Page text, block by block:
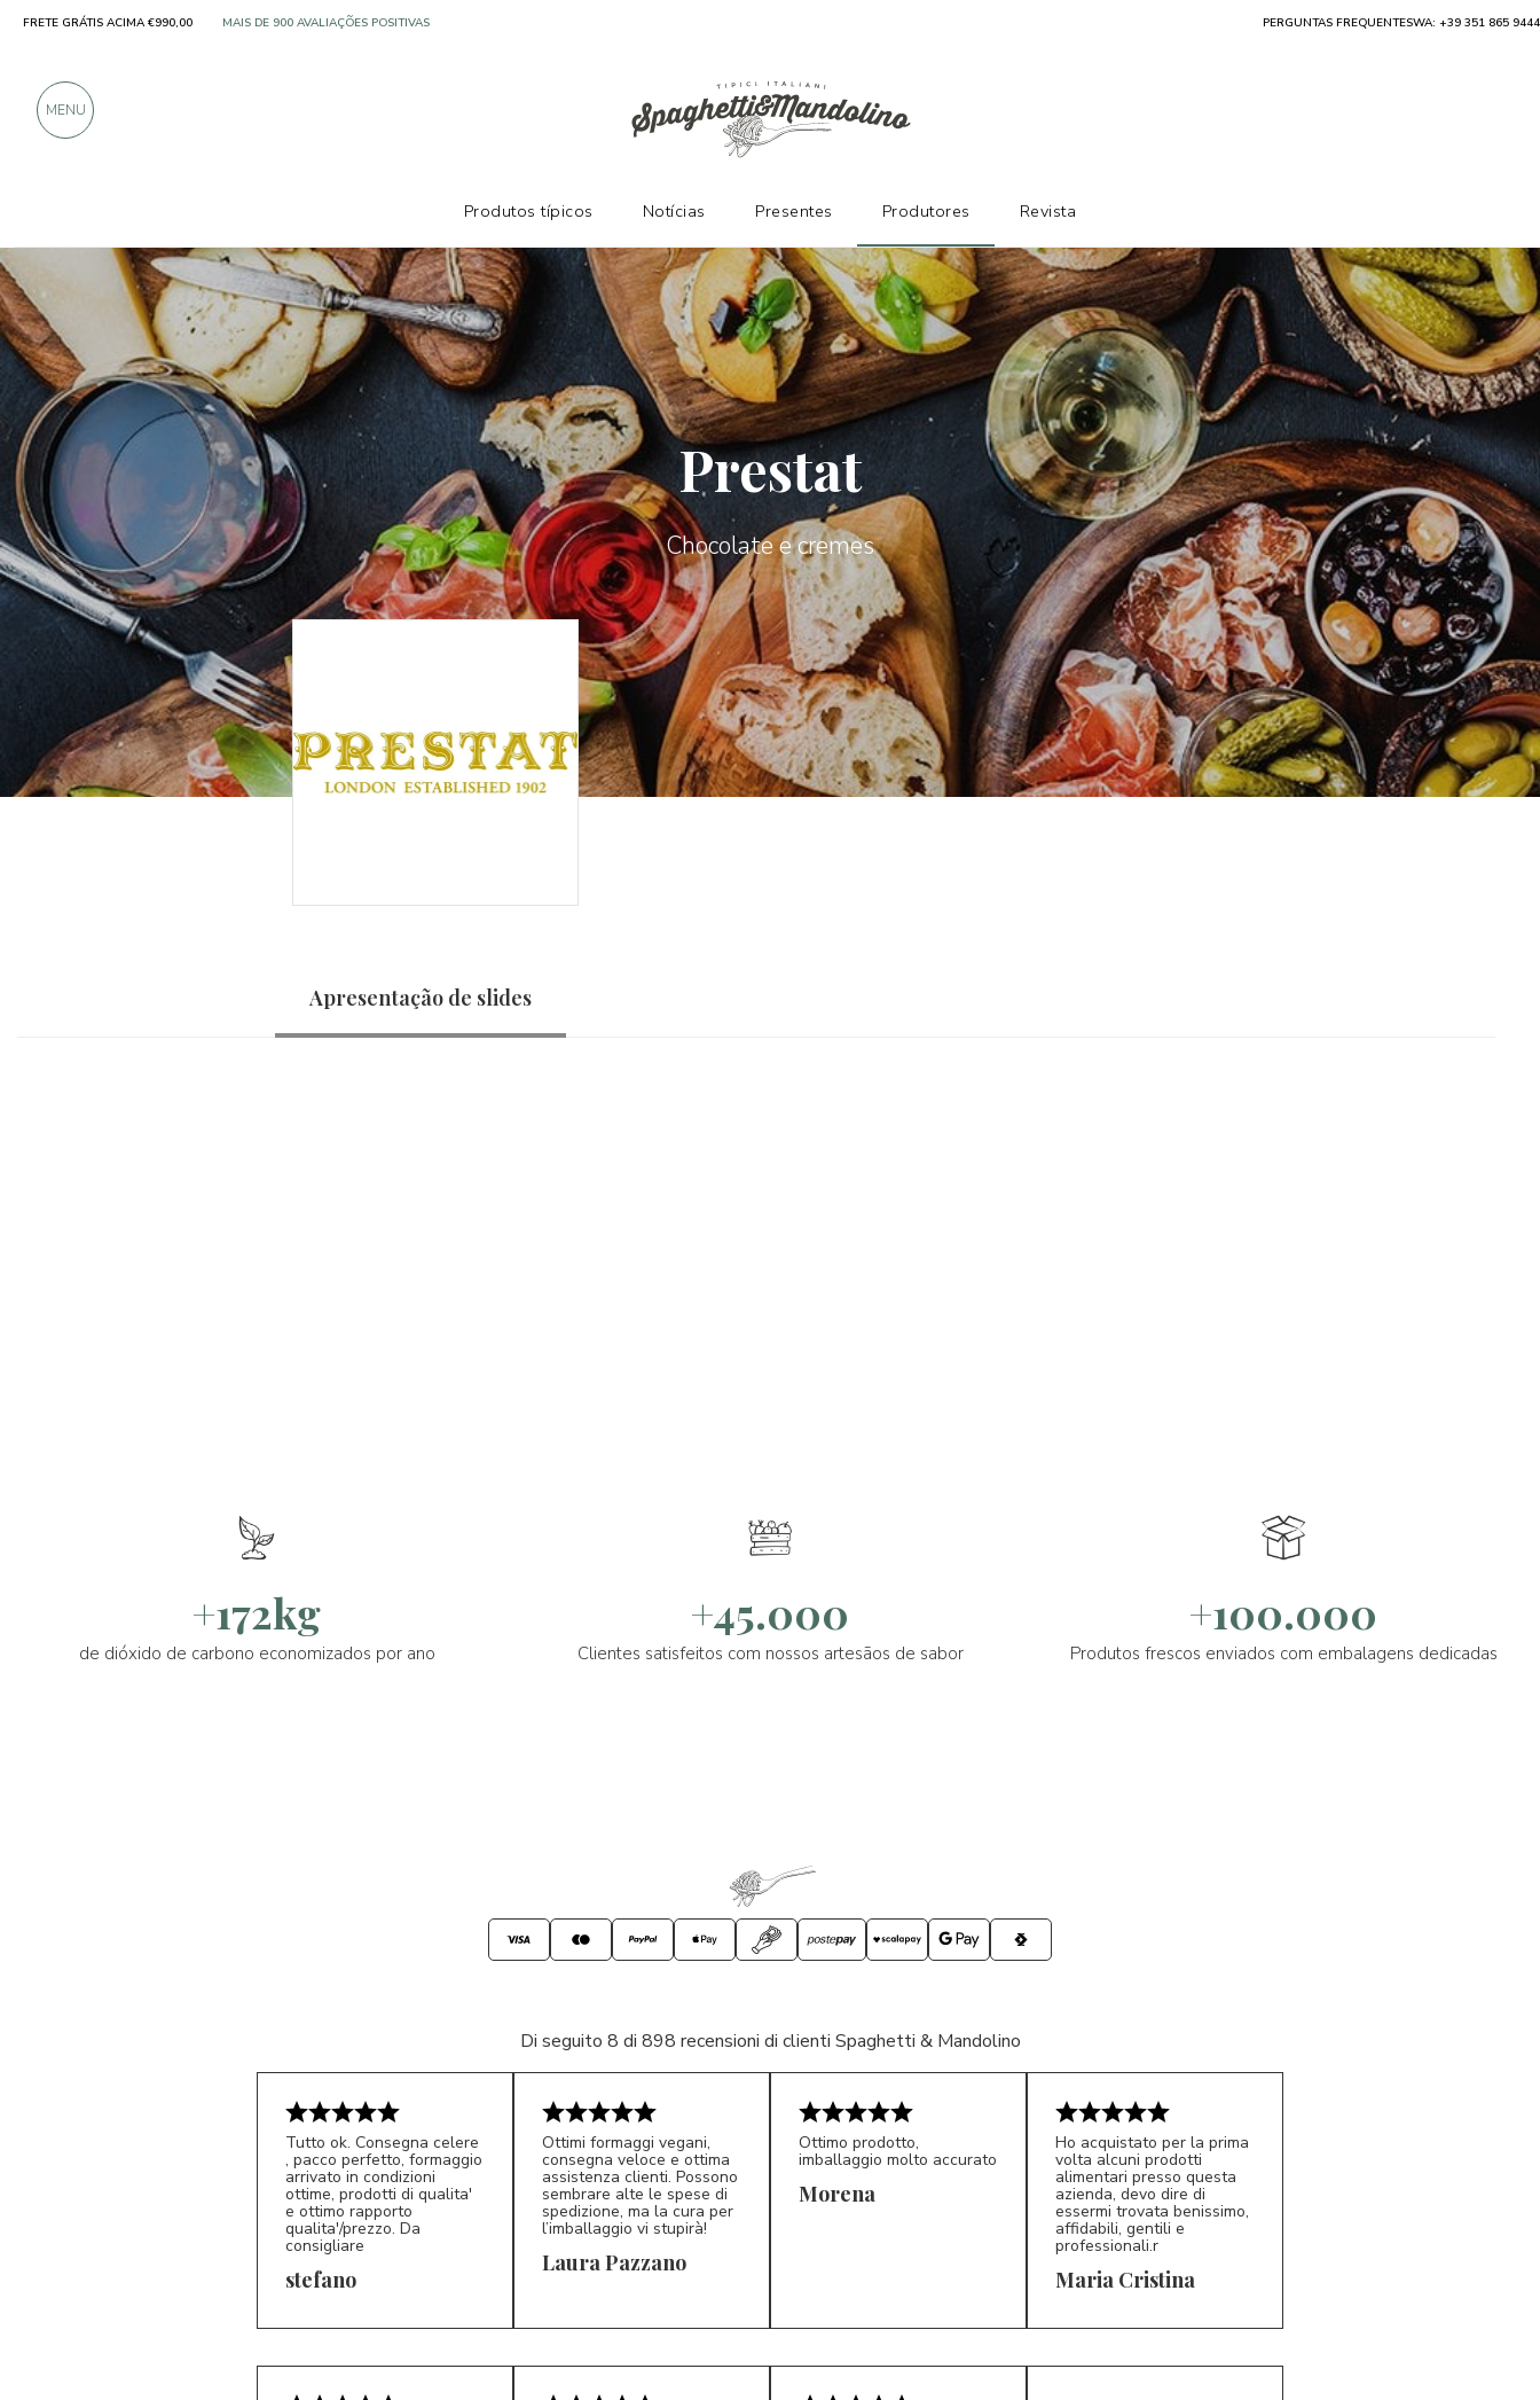
Prestat
Chocolate e cremes
Apresentação de slides
+172kg
de dióxido de carbono economizados por ano
+45.000
Clientes satisfeitos com nossos artesãos de sabor
+100.000
Produtos frescos enviados com embalagens dedicadas
Di seguito 8 di 898 recensioni di clienti Spaghetti & Mandolino
S*
Tutto ok. Consegna celere
, pacco perfetto, formaggio
arrivato in condizioni
ottime, prodotti di qualita'
e ottimo rapporto
qualita'/prezzo. Da
consigliare
stefano LP 5/5
Ottimi formaggi vegani,
consegna veloce e ottima
assistenza clienti. Possono
sembrare alte le spese di
spedizione, ma la cura per
l’imballaggio vi stupirà!
Laura Pazzano
Ottimo prodotto,
imballaggio molto accurato
Morena
MC 5/5
Ho acquistato per la prima
volta alcuni prodotti
alimentari presso questa
azienda, devo dire di
essermi trovata benissimo,
affidabili, gentili e
professionali.r
Maria Cristina
Produtores Prestat
FRETE GRÁTIS ACIMA €990,00 SOMENTE PRODUTOS DE EXCELENTES FABRICANTES PERGUNTAS FREQUENTESWA: +39 351 865 9444
MENU
Produtos típicos Notícias Presentes Produtores Revista